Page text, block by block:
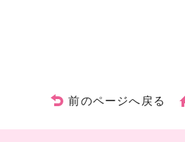
前のページへ戻る